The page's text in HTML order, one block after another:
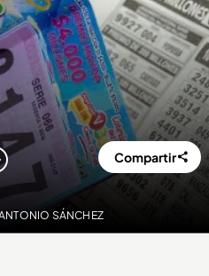
SÁNCHEZ
Compartir